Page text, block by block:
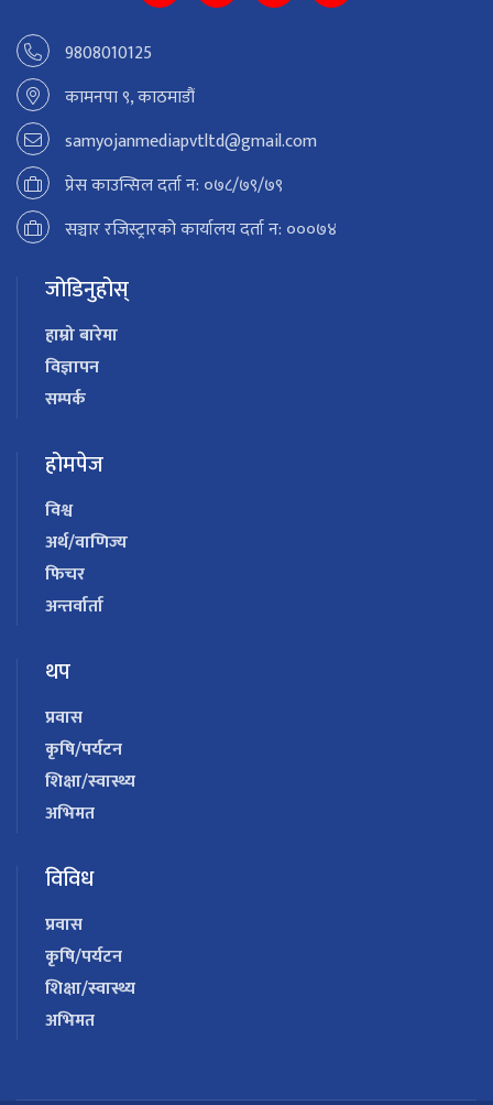
9808010125
कामनपा ९, काठमाडौं
samyojanmediapvtltd@gmail.com
प्रेस काउन्सिल दर्ता न: ०७८/७९/७९
सञ्चार रजिस्ट्रारको कार्यालय दर्ता न: ०००७४
जोडिनुहोस्
हाम्रो बारेमा
विज्ञापन
सम्पर्क
होमपेज
विश्व
अर्थ/वाणिज्य
फिचर
अन्तर्वार्ता
थप
प्रवास
कृषि/पर्यटन
शिक्षा/स्वास्थ्य
अभिमत
विविध
प्रवास
कृषि/पर्यटन
शिक्षा/स्वास्थ्य
अभिमत